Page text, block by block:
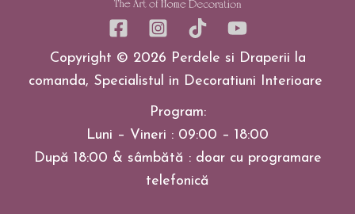
Copyright © 2026 Perdele si Draperii la
comanda, Specialistul in Decoratiuni Interioare
Program:
Luni – Vineri : 09:00 – 18:00
După 18:00 & sâmbătă : doar cu programare
telefonică